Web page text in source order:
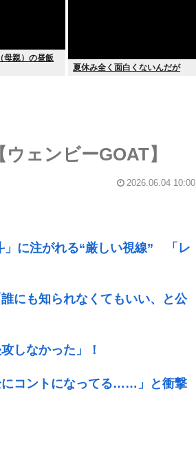
母親）の昼飯
夏休み全く面白くないんだが
ェンビーGOAT】
2026.06.04 10:00
」に注がれる“厳しい視線” 「レ
にも知られなくてもいい、と公
しなかった」！
にコントになってる……」と衝撃